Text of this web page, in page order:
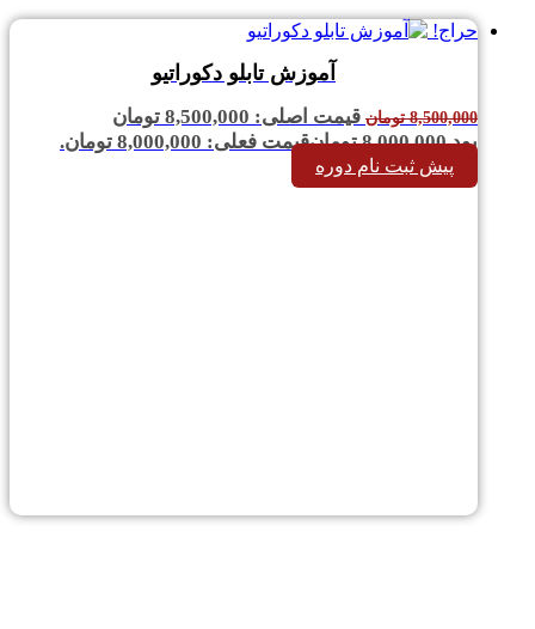
حراج!
آموزش تابلو دکوراتیو
8,500,000 تومان
قیمت اصلی: 8,500,000 تومان
بود.8,000,000 تومانقیمت فعلی: 8,000,000 تومان.
پیش ثبت نام دوره